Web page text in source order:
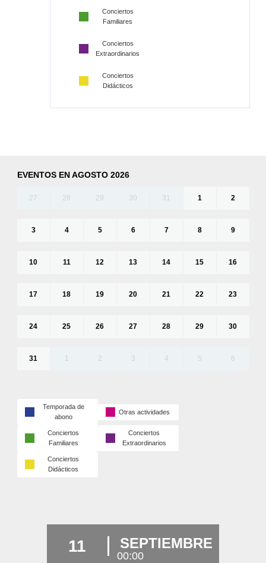
Conciertos
Familiares
Conciertos
Extraordinarios
Conciertos
Didácticos
EVENTOS EN AGOSTO 2026
27 28 29 30 31 1 2
3 4 5 6 7 8 9
10 11 12 13 14 15 16
17 18 19 20 21 22 23
24 25 26 27 28 29 30
31 1 2 3 4 5 6
Temporada de
abono
Otras actividades
Conciertos
Familiares
Conciertos
Extraordinarios
Conciertos
Didácticos
11 SEPTIEMBRE
00:00